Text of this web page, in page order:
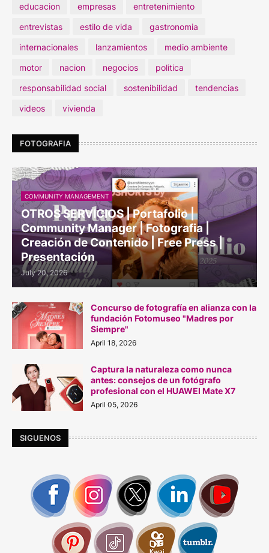
educacion
empresas
entretenimiento
entrevistas
estilo de vida
gastronomia
internacionales
lanzamientos
medio ambiente
motor
nacion negocios
politica
responsabilidad social
sostenibilidad
tendencias
videos
vivienda
FOTOGRAFIA
COMMUNITY MANAGEMENT
OTROS SERVICIOS | Portafolio |
Community Manager | Fotografia |
Creación de Contenido | Free Press |
Presentación
July 20, 2026
Concurso de fotografía en alianza con la
fundación Fotomuseo "Madres por
Siempre"
April 18, 2026
Captura la naturaleza como nunca
antes: consejos de un fotógrafo
profesional con el HUAWEI Mate X7
April 05, 2026
SIGUENOS